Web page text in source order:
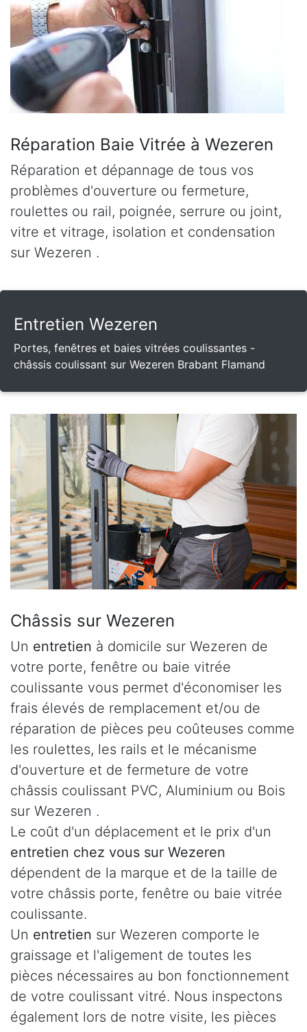
Réparation Baie Vitrée à Wezeren
Réparation et dépannage de tous vos
problèmes d'ouverture ou fermeture,
roulettes ou rail, poignée, serrure ou joint,
vitre et vitrage, isolation et condensation
sur Wezeren .
Entretien Wezeren
Portes, fenêtres et baies vitrées coulissantes -
châssis coulissant sur Wezeren Brabant Flamand
Châssis sur Wezeren
Un entretien à domicile sur Wezeren de
votre porte, fenêtre ou baie vitrée
coulissante vous permet d'économiser les
frais élevés de remplacement et/ou de
réparation de pièces peu coûteuses comme
les roulettes, les rails et le mécanisme
d'ouverture et de fermeture de votre
châssis coulissant PVC, Aluminium ou Bois
sur Wezeren .
Le coût d'un déplacement et le prix d'un
entretien chez vous sur Wezeren
dépendent de la marque et de la taille de
votre châssis porte, fenêtre ou baie vitrée
coulissante.
Un entretien sur Wezeren comporte le
graissage et l'aligement de toutes les
pièces nécessaires au bon fonctionnement
de votre coulissant vitré. Nous inspectons
également lors de notre visite, les pièces